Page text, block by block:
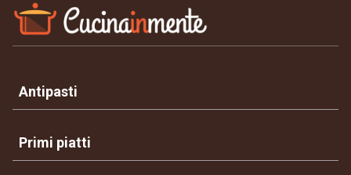
Antipasti
Primi piatti